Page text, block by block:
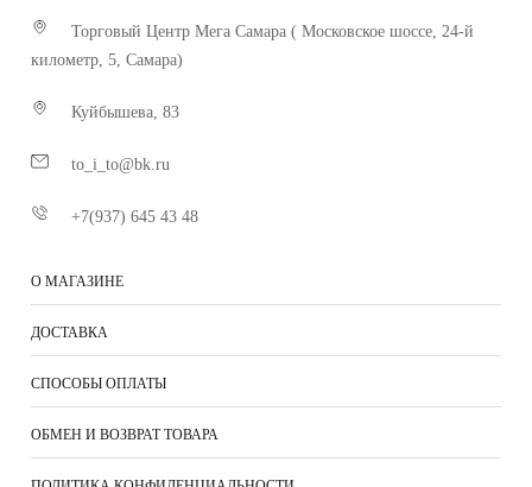
Торговый Центр Мега Самара ( Московское шоссе, 24-й
километр, 5, Самара)
Куйбышева, 83
to_i_to@bk.ru
+7(937) 645 43 48
О МАГАЗИНЕ
ДОСТАВКА
СПОСОБЫ ОПЛАТЫ
ОБМЕН И ВОЗВРАТ ТОВАРА